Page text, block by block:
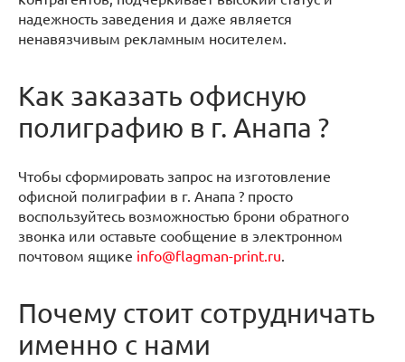
надежность заведения и даже является
ненавязчивым рекламным носителем.
Как заказать офисную
полиграфию в г. Анапа ?
Чтобы сформировать запрос на изготовление
офисной полиграфии в г. Анапа ? просто
воспользуйтесь возможностью брони обратного
звонка или оставьте сообщение в электронном
почтовом ящике info@flagman-print.ru.
Почему стоит сотрудничать
именно с нами